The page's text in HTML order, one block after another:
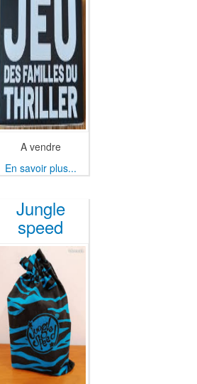
A vendre
En savoir plus...
Jungle
speed